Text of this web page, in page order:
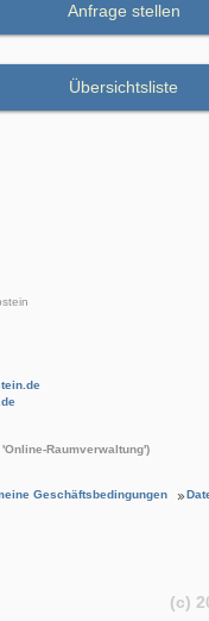
Anfrage stellen
Übersichtsliste
Raumverwaltung')
Geschäftsbedingungen
(c)